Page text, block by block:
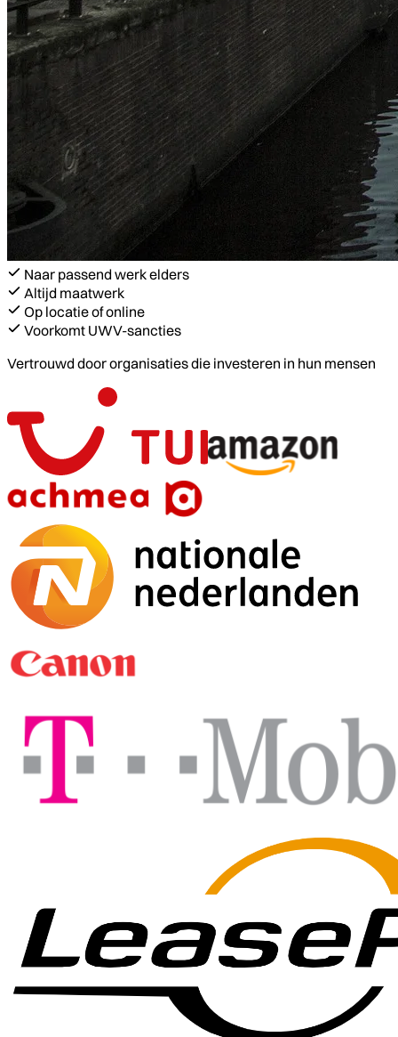
Naar passend werk elders
Altijd maatwerk
Op locatie of online
Voorkomt UWV-sancties
Vertrouwd door organisaties die investeren in hun mensen